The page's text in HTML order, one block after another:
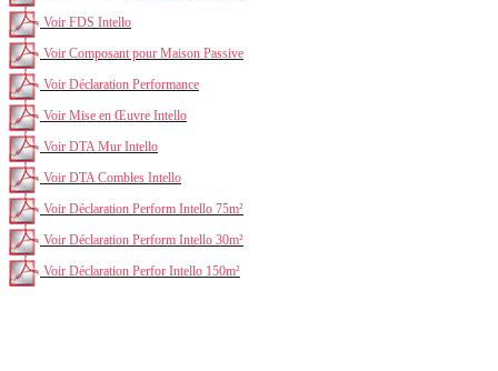
Voir FDS Intello
Voir Composant pour Maison Passive
Voir Déclaration Performance
Voir Mise en Œuvre Intello
Voir DTA Mur Intello
Voir DTA Combles Intello
Voir Déclaration Perform Intello 75m²
Voir Déclaration Perform Intello 30m²
Voir Déclaration Perfor Intello 150m²